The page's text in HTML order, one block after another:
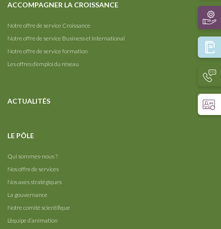
ACCOMPAGNER LA CROISSANCE
Notre offre de service Croissance
Notre offre de service Business et International
Notre offre de service formation
Les offres d’emploi du réseau
ACTUALITÉS
LE PÔLE
Qui sommes-nous ?
Nos offre de services
Nos axes stratégiques
La gouvernance
Notre comité scientifique
L’équipe d’animation